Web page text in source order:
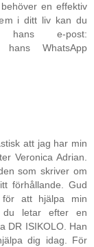
en effektiv
i ditt liv kan du
e-post:
hans WhatsApp
att jag har min
Veronica Adrian.
som skriver om
förhållande. Gud
för att hjälpa min
du letar efter en
DR ISIKOLO. Han
dig idag. För